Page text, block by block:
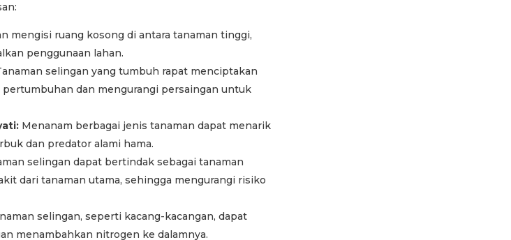
mengisi ruang kosong di antara tanaman tinggi,
penggunaan lahan.
selingan yang tumbuh rapat menciptakan
dan mengurangi persaingan untuk
Menanam berbagai jenis tanaman dapat menarik
dan predator alami hama.
selingan dapat bertindak sebagai tanaman
dari tanaman utama, sehingga mengurangi risiko
selingan, seperti kacang-kacangan, dapat
menambahkan nitrogen ke dalamnya.